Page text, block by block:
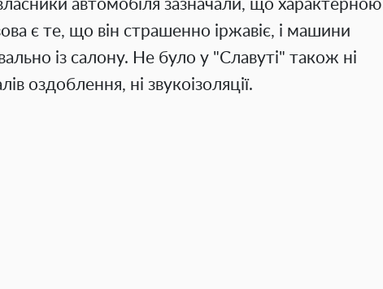
автомобіля зазначали, що характерною
є те, що він страшенно іржавіє, і машини
із салону. Не було у "Славуті" також ні
оздоблення, ні звукоізоляції.